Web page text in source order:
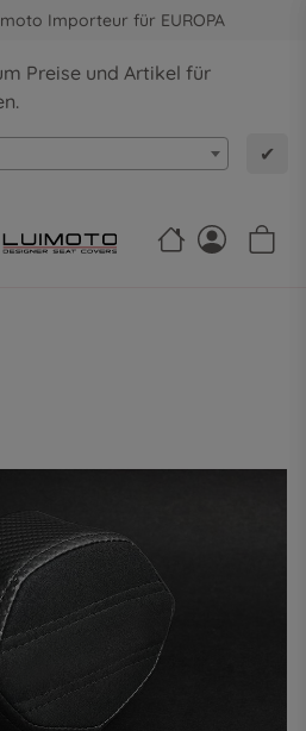
Importeur für EUROPA
Preise und Artikel für
✔